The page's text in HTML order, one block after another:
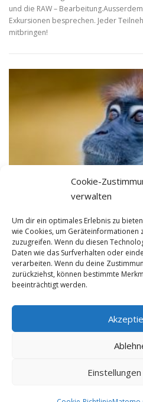
Cookie-
verwalten
Um dir ein optimales Erlebnis zu
wie Cookies, um
zuzugreifen. Wenn du diesen
Daten wie das Surfverhalten oder
verarbeiten. Wenn du deine
zurückziehst, können bestimmte
beeinträchtigt werden.
und die RAW –
Exkursionen besprechen. Jeder
mitbringen!
BILDBESPRECHUNG
8. Kursabend
Bildbesprechung Ein gelungenes
noch einmal einen neuen Anlauf für
Doodle-Link dazu: http://doodle.com/